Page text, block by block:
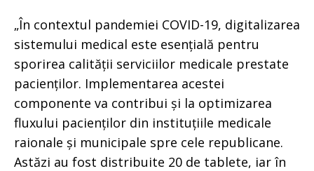
„În contextul pandemiei COVID-19, digitalizarea
sistemului medical este esențială pentru
sporirea calității serviciilor medicale prestate
pacienților. Implementarea acestei
componente va contribui și la optimizarea
fluxului pacienților din instituțiile medicale
raionale și municipale spre cele republicane.
Astăzi au fost distribuite 20 de tablete, iar în